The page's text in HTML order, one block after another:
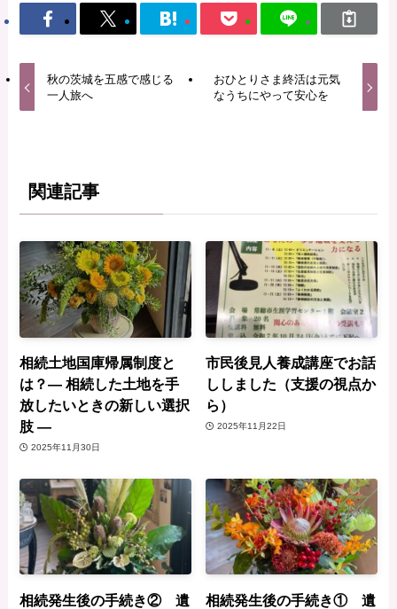
秋の茨城を五感で感じる
一人旅へ
おひとりさま終活は元気
なうちにやって安心を
関連記事
相続土地国庫帰属制度と
は？― 相続した土地を手
放したいときの新しい選択
肢 ―
2025年11月30日
市民後見人養成講座でお話
ししました（支援の視点か
ら）
2025年11月22日
相続発生後の手続き② 遺
相続発生後の手続き① 遺